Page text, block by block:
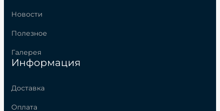
Новости
Полезное
Галерея
Информация
Доставка
Оплата